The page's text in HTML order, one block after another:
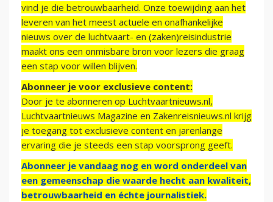
vind je die betrouwbaarheid. Onze toewijding aan het
leveren van het meest actuele en onafhankelijke
nieuws over de luchtvaart- en (zaken)reisindustrie
maakt ons een onmisbare bron voor lezers die graag
een stap voor willen blijven.
Abonneer je voor exclusieve content:
Door je te abonneren op Luchtvaartnieuws.nl,
Luchtvaartnieuws Magazine en Zakenreisnieuws.nl krijg
je toegang tot exclusieve content en jarenlange
ervaring die je steeds een stap voorsprong geeft.
Abonneer je vandaag nog en word onderdeel van
een gemeenschap die waarde hecht aan kwaliteit,
betrouwbaarheid en échte journalistiek.